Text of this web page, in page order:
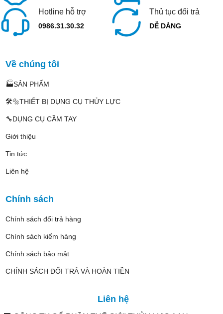
Hotline hỗ trợ
0986.31.30.32
Thủ tục đổi trả
DỄ DÀNG
Về chúng tôi
🏭SẢN PHẨM
🛠️🔩THIẾT BỊ DỤNG CỤ THỦY LỰC
🔧DỤNG CỤ CẦM TAY
Giới thiệu
Tin tức
Liên hệ
Chính sách
Chính sách đổi trả hàng
Chính sách kiểm hàng
Chính sách bảo mật
CHÍNH SÁCH ĐỔI TRẢ VÀ HOÀN TIỀN
Liên hệ